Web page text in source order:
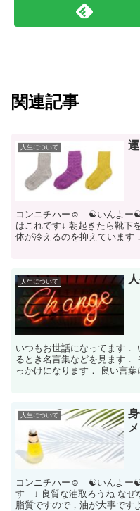
関連記事
人生について
コンニチハー☺ ☯いんよー☯
はこれです↓ 朝起きたら靴下
体が冷えるのを抑えています
人生について
いつもお世話になってます．
るとき名言集などを見ます．
っかけになります． 良い言
人生について
コンニチハー☺ ☯いんよー☯
す ↓ 良質な油取ろうね なぜ
脂質ですので，油が大事です